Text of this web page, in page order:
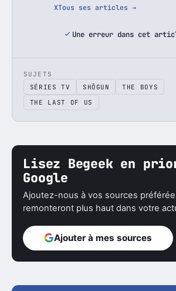
XTous ses articles →
Une erreur dans cet
SUJETS
SÉRIES TV
SHŌGUN
THE BOYS
THE LAST OF US
Lisez Begeek en
Google
Ajoutez-nous à vos sources
remonteront plus haut dans votre
Ajouter à mes sources